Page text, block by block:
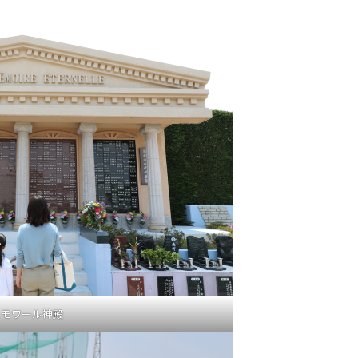
ワール神殿